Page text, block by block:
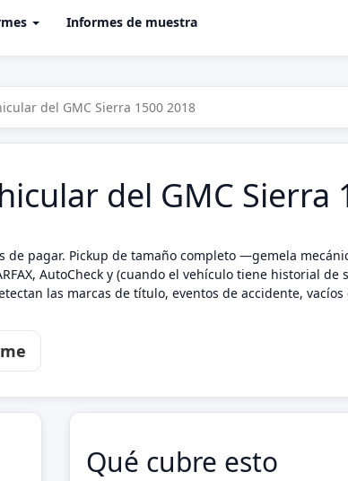
Informes de muestra
del GMC Sierra 1500 2018
del GMC Sierra
de pagar. Pickup de tamaño completo —gemela
AutoCheck y (cuando el vehículo tiene historial de
las marcas de título, eventos de accidente,
Qué cubre esto